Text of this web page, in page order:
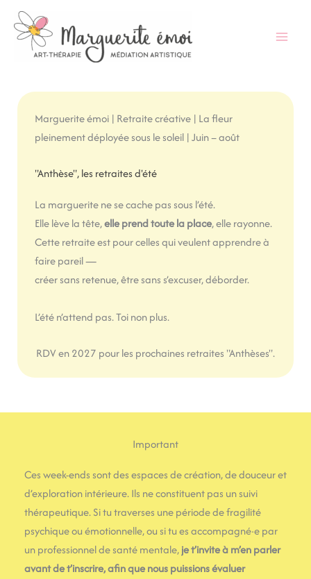
contenu
Marguerite émoi | Retraite créative | La fleur
pleinement déployée sous le soleil | Juin – août
"Anthèse", les retraites d'été
La marguerite ne se cache pas sous l’été.
Elle lève la tête,elle prend toute la place, elle rayonne.
Cette retraite est pour celles qui veulent apprendre à
faire pareil —
créer sans retenue, être sans s’excuser, déborder.
L’été n’attend pas. Toi non plus.
RDV en 2027 pour les prochaines retraites "Anthèses".
Important
Ces week-ends sont des espaces de création, de douceur et
d’exploration intérieure. Ils ne constituent pas un suivi
thérapeutique. Si tu traverses une période de fragilité
psychique ou émotionnelle, ou si tu es accompagné·e par
un professionnel de santé mentale,je t’invite à m’en parler
avant de t’inscrire, afin que nous puissions évaluer